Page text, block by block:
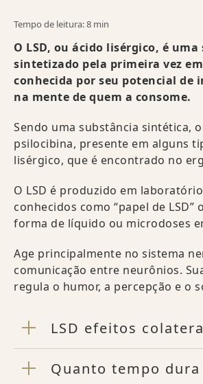
Tempo de leitura: 8 min
O LSD, ou ácido lisérgico, é
sintetizado pela primeira vez
conhecida por seu potencial de
na mente de quem a consome.
Sendo uma substância sintética,
psilocibina, presente em alguns
lisérgico, que é encontrado no
O LSD é produzido em
conhecidos como “papel de
forma de líquido ou microdoses
Age principalmente no sistema
comunicação entre neurônios.
regula o humor, a percepção e o
LSD efeitos
Quanto tempo